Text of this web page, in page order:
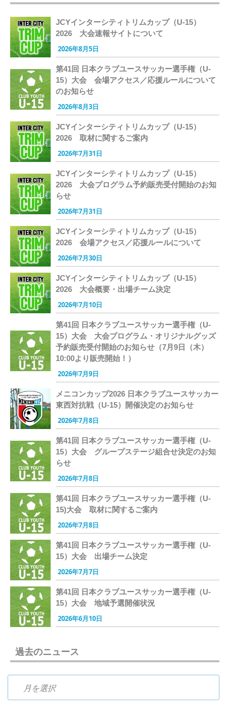
JCYインターシティトリムカップ（U-15）
2026 大会速報サイトについて
2026年8月5日
第41回 日本クラブユースサッカー選手権（U-
15）大会 会場アクセス／応援ルールについて
のお知らせ
2026年8月3日
JCYインターシティトリムカップ（U-15）
2026 取材に関するご案内
2026年7月31日
JCYインターシティトリムカップ（U-15）
2026 大会プログラム予約販売受付開始のお知
らせ
2026年7月31日
JCYインターシティトリムカップ（U-15）
2026 会場アクセス／応援ルールについて
2026年7月30日
JCYインターシティトリムカップ（U-15）
2026 大会概要・出場チーム決定
2026年7月10日
第41回 日本クラブユースサッカー選手権（U-
15）大会 大会プログラム・オリジナルグッズ
予約販売受付開始のお知らせ（7月9日（木）
10:00より販売開始！）
2026年7月9日
メニコンカップ2026 日本クラブユースサッカー
東西対抗戦（U-15）開催決定のお知らせ
2026年7月8日
第41回 日本クラブユースサッカー選手権（U-
15）大会 グループステージ組合せ決定のお知
らせ
2026年7月8日
第41回 日本クラブユースサッカー選手権（U-
15)大会 取材に関するご案内
2026年7月8日
第41回 日本クラブユースサッカー選手権（U-
15）大会 出場チーム決定
2026年7月7日
第41回 日本クラブユースサッカー選手権（U-
15）大会 地域予選開催状況
2026年6月10日
過去のニュース